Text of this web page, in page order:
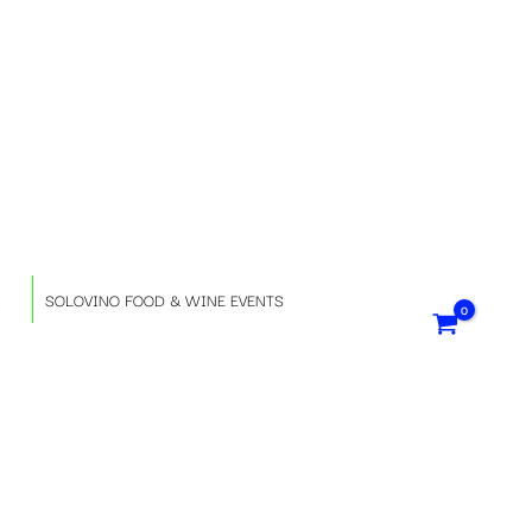
SOLOVINO FOOD & WINE EVENTS
i